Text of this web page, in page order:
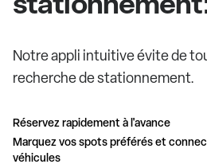
Notre appli intuitive évite de
recherche de stationnement.
Réservez rapidement à l'avance
Marquez vos spots préférés et
véhicules